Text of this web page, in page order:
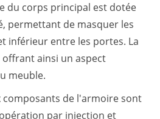
du corps principal est dotée
permettant de masquer les
inférieur entre les portes. La
ainsi un aspect
meuble.
composants de l'armoire sont
par injection et